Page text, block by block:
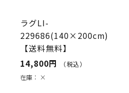
ラグLI-
229686(140×200cm)
【送料無料】
14,800円
（税込）
在庫： ×